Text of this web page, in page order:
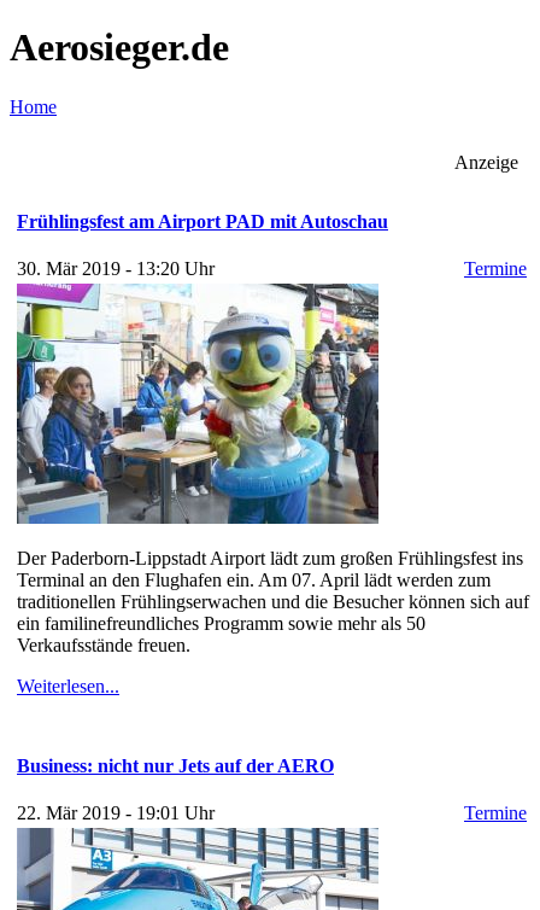
Aerosieger.de
Home
Anzeige
Frühlingsfest am Airport PAD mit Autoschau
30. Mär 2019 - 13:20 Uhr Termine
Der Paderborn-Lippstadt Airport lädt zum großen Frühlingsfest ins
Terminal an den Flughafen ein. Am 07. April lädt werden zum
traditionellen Frühlingserwachen und die Besucher können sich auf
ein familinefreundliches Programm sowie mehr als 50
Verkaufsstände freuen.
Weiterlesen...
Business: nicht nur Jets auf der AERO
22. Mär 2019 - 19:01 Uhr Termine